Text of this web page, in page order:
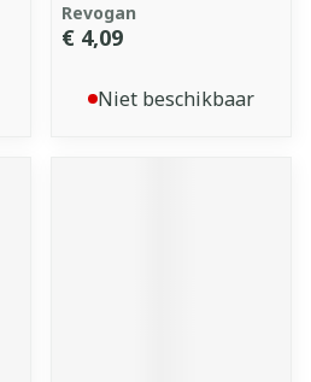
Revogan
€ 4,09
Niet beschikbaar